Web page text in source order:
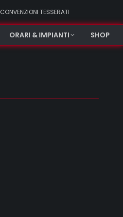
CONVENZIONI TESSERATI
ORARI & IMPIANTI SHOP